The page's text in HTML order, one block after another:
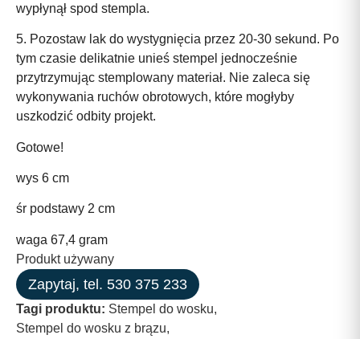
wypłynął spod stempla.
5. Pozostaw lak do wystygnięcia przez 20-30 sekund. Po
tym czasie delikatnie unieś stempel jednocześnie
przytrzymując stemplowany materiał. Nie zaleca się
wykonywania ruchów obrotowych, które mogłyby
uszkodzić odbity projekt.
Gotowe!
wys 6 cm
śr podstawy 2 cm
waga 67,4 gram
Produkt używany
Zapytaj, tel. 530 375 233
Tagi produktu: Stempel do wosku,
Stempel do wosku z brązu,